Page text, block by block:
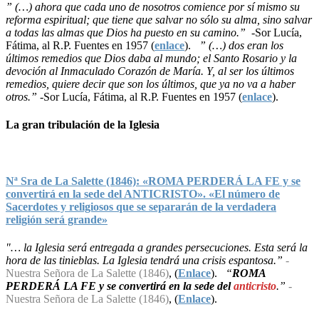
” (…) ahora que cada uno de nosotros comience por sí mismo su
reforma espiritual; que tiene que salvar no sólo su alma, sino salvar
a todas las almas que Dios ha puesto en su camino.” -Sor Lucía,
Fátima, al R.P. Fuentes en 1957 (enlace).
” (…) dos eran los
últimos remedios que Dios daba al mundo; el Santo Rosario y la
devoción al Inmaculado Corazón de María. Y, al ser los últimos
remedios, quiere decir que son los últimos, que ya no va a haber
otros.” -Sor Lucía, Fátima, al R.P. Fuentes en 1957 (enlace).
La gran tribulación de la Iglesia
Nª Sra de La Salette (1846): «ROMA PERDERÁ LA FE y se
convertirá en la sede del ANTICRISTO». «El número de
Sacerdotes y religiosos que se separarán de la verdadera
religión será grande»
"… la Iglesia será entregada a grandes persecuciones. Esta será la
hora de las tinieblas. La Iglesia tendrá una crisis espantosa.” -
Nuestra Señora de La Salette (1846), (Enlace). “ROMA
PERDERÁ LA FE y se convertirá en la sede delanticristo.” -
Nuestra Señora de La Salette (1846), (Enlace).